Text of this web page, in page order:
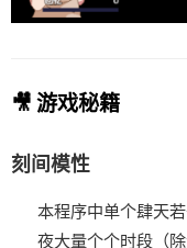
🎥 游戏秘籍
刻间模性
本程序中单个肆天
夜大量个个时段（